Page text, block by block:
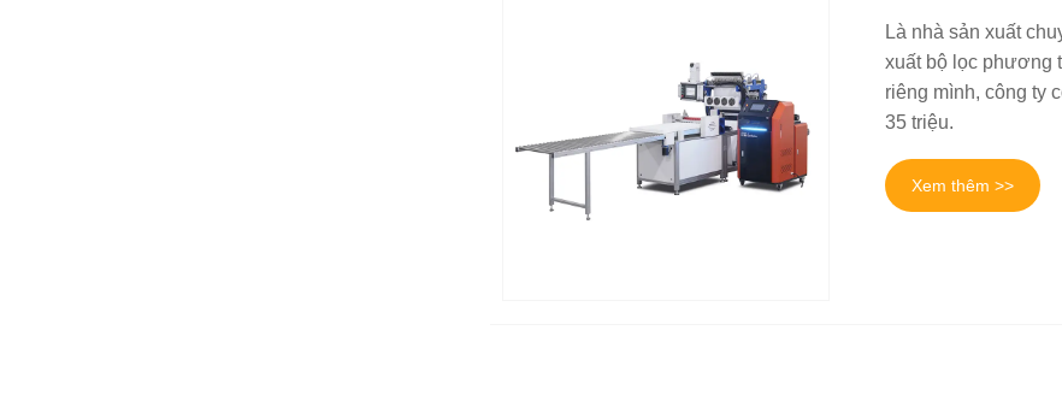
Là nhà sản xuất
xuất bộ lọc phương
riêng mình, công ty
35 triệu.
Xem thêm >>